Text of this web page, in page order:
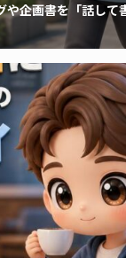
企画書を「話して